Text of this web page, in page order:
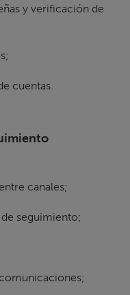
y verificación de
cuentas.
canales;
seguimiento;